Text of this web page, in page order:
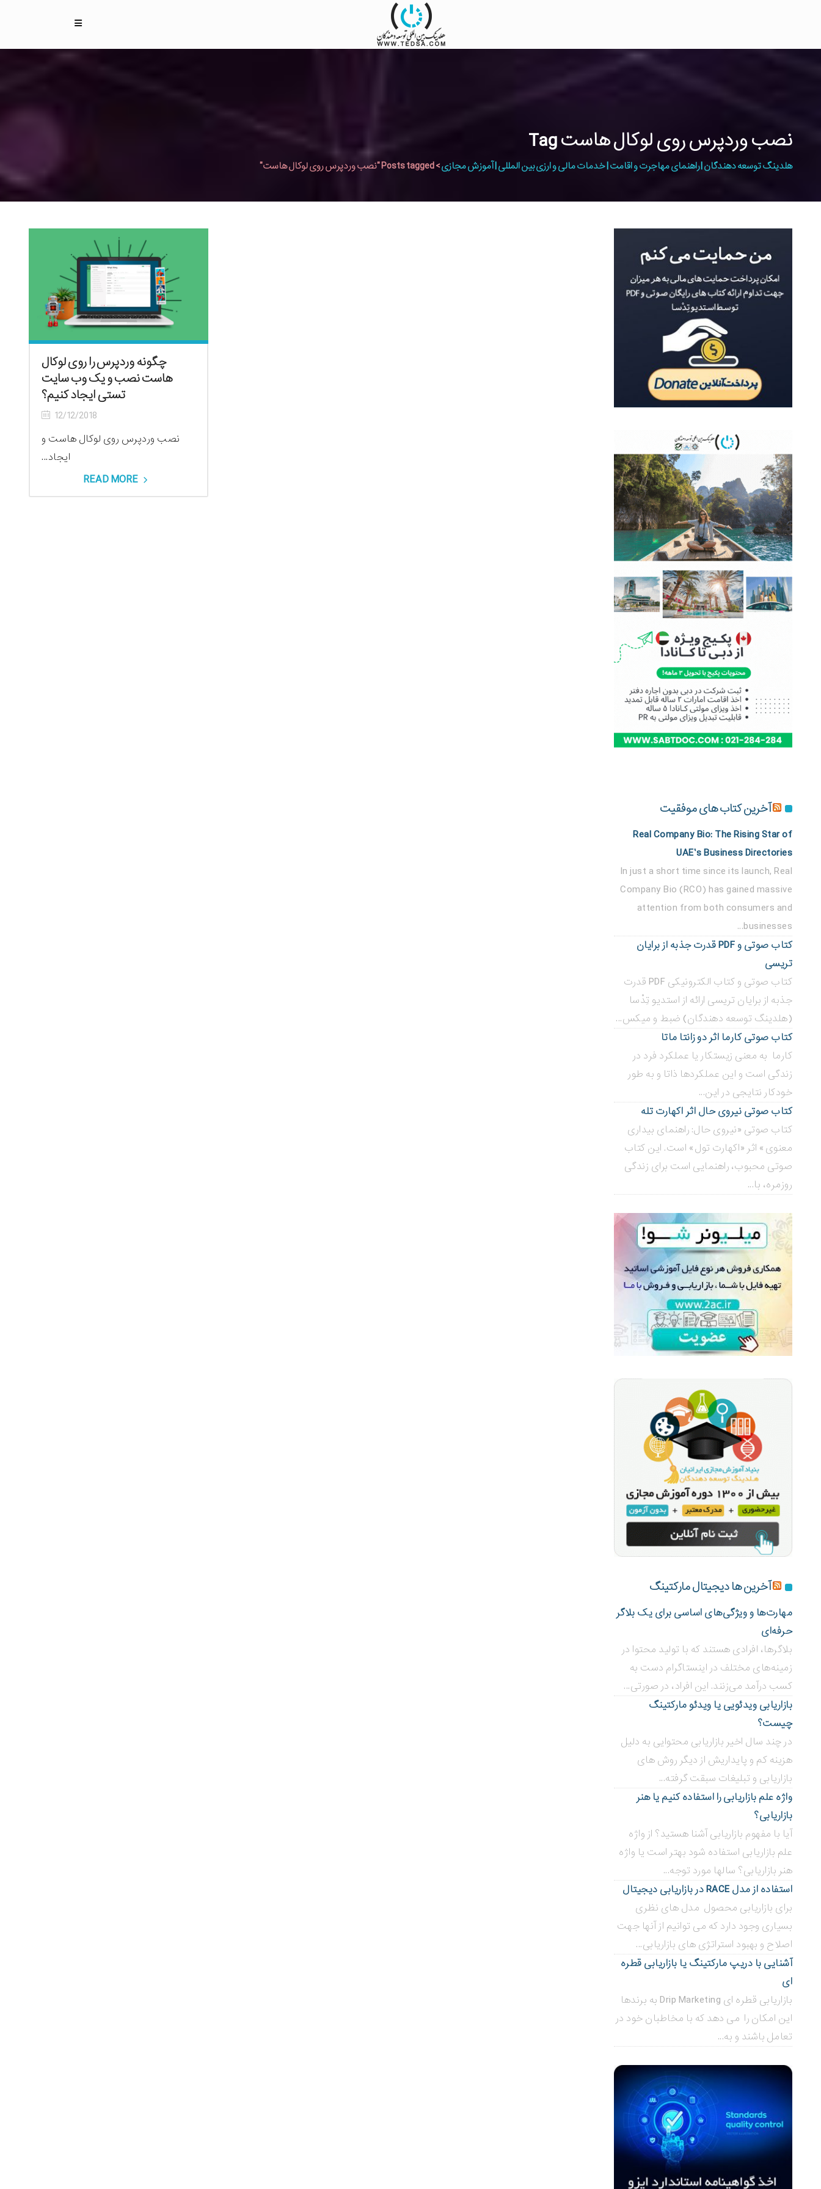
نصب وردپرس روی لوکال هاست Tag
هلدینگ توسعه دهندگان | راهنمای مهاجرت و اقامت | خدمات مالی و ارزی بین المللی | آموزش مجازی>Posts tagged "نصب وردپرس روی لوکال هاست"
چگونه وردپرس را روی لوکال
هاست نصب و یک وب سایت
تستی ایجاد کنیم؟
12/12/2018
نصب وردپرس روی لوکال هاست و
ایجاد...
READ MORE
آخرین کتاب های موفقیت
Real Company Bio: The Rising Star of
UAE’s Business Directories
In just a short time since its launch, Real
Company Bio (RCO) has gained massive
attention from both consumers and
businesses...
کتاب صوتی و PDF قدرت جذبه از برایان
تریسی
کتاب صوتی و کتاب الکترونیکی PDF قدرت
جذبه از برایان تریسی ارائه از استدیو تِدْسا
(هلدینگ توسعه دهندگان) ضبط و میکس...
کتاب صوتی کارما اثر دو زانتا ماتا
کارما به معنی زیستکار یا عملکرد فرد در
زندگی است و این عملکردها ذاتا و به طور
خودکار نتایجی در این...
کتاب صوتی نیروی حال اثر اکهارت تله
کتاب صوتی «نیروی حال: راهنمای بیداری
معنوی» اثر «اکهارت تول» است. این کتاب
صوتی محبوب، راهنمایی است برای زندگی
روزمره، با...
آخرین ها دیجیتال مارکتینگ
مهارت‌ها و ویژگی‌های اساسی برای یک بلاگر
حرفه‌ای
بلاگر‌ها، افرادی هستند که با تولید محتوا در
زمینه‌های مختلف در اینستاگرام دست به
کسب درآمد می‌زنند. این افراد، در صورتی...
بازاریابی ویدئویی ‌یا ویدئو مارکتینگ
چیست؟
در چند سال اخیر بازاریابی محتوایی به دلیل
هزینه کم و پایداریش از دیگر روش های
بازاریابی و تبلیغات سبقت گرفته...
واژه علم بازاریابی را استفاده کنیم یا هنر
بازاریابی؟
آیا با مفهوم بازاریابی آشنا هستید؟ از واژه
علم بازاریابی استفاده شود بهتر است یا واژه
هنر بازاریابی؟ سالها مورد توجه...
استفاده از مدل RACE در بازاریابی دیجیتال
برای بازاریابی محصول مدل های نظری
بسیاری وجود دارد که می توانیم از آنها جهت
اصلاح و بهبود استراتژی های بازاریابی...
آشنایی با دریپ مارکتینگ یا بازاریابی قطره
ای
بازاریابی قطره ای Drip Marketing به برندها
این امکان را می دهد که با مخاطبان خود در
تعامل باشند و به...